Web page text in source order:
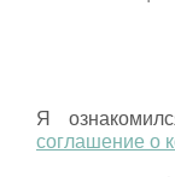
Я
соглашение о